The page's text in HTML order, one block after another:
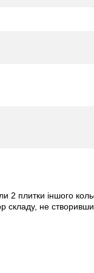
2 плитки іншого
складу, не